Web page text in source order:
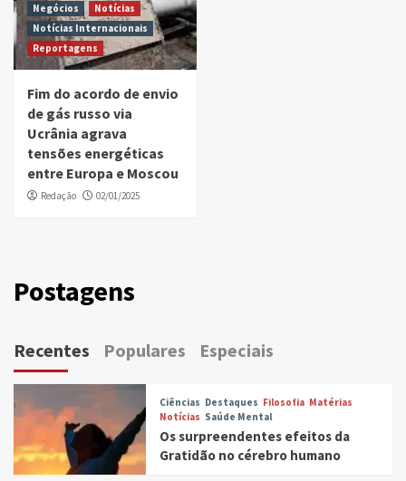
Negócios
Notícias
Notícias Internacionais
Reportagens
Fim do acordo de envio
de gás russo via
Ucrânia agrava
tensões energéticas
entre Europa e Moscou
Redação 02/01/2025
Postagens
Recentes Populares Especiais
Ciências Destaques Filosofia Matérias
Notícias Saúde Mental
Os surpreendentes efeitos da
Gratidão no cérebro humano